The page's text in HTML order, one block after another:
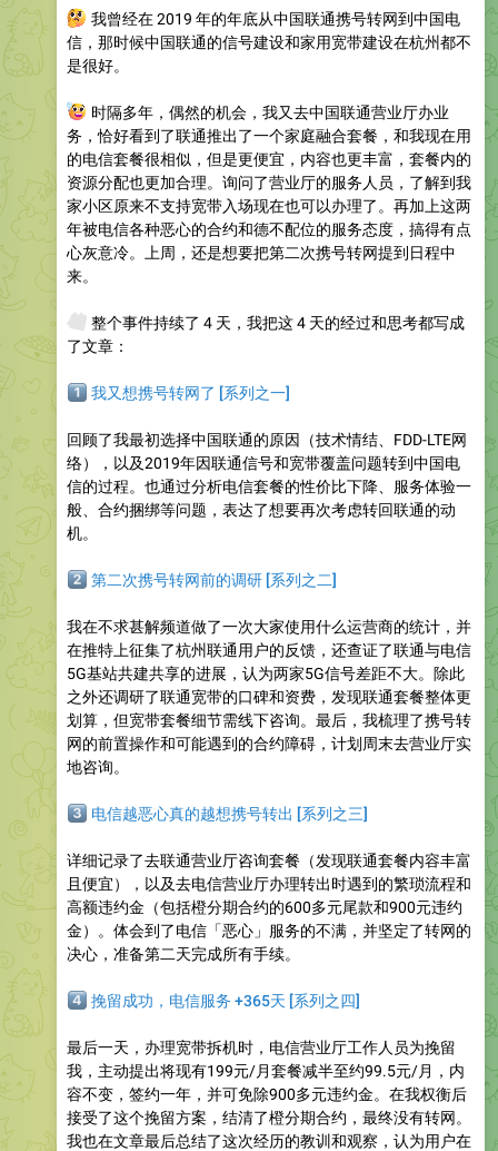
我曾经在 2019 年的年底从中国联通携号转网到中国电
信，那时候中国联通的信号建设和家用宽带建设在杭州都不
是很好。
时隔多年，偶然的机会，我又去中国联通营业厅办业
务，恰好看到了联通推出了一个家庭融合套餐，和我现在用
的电信套餐很相似，但是更便宜，内容也更丰富，套餐内的
资源分配也更加合理。询问了营业厅的服务人员，了解到我
家小区原来不支持宽带入场现在也可以办理了。再加上这两
年被电信各种恶心的合约和德不配位的服务态度，搞得有点
心灰意冷。上周，还是想要把第二次携号转网提到日程中
来。
整个事件持续了 4 天，我把这 4 天的经过和思考都写成
了文章：
我又想携号转网了 [系列之一]
回顾了我最初选择中国联通的原因（技术情结、FDD-LTE网
络），以及2019年因联通信号和宽带覆盖问题转到中国电
信的过程。也通过分析电信套餐的性价比下降、服务体验一
般、合约捆绑等问题，表达了想要再次考虑转回联通的动
机。
第二次携号转网前的调研 [系列之二]
我在不求甚解频道做了一次大家使用什么运营商的统计，并
在推特上征集了杭州联通用户的反馈，还查证了联通与电信
5G基站共建共享的进展，认为两家5G信号差距不大。除此
之外还调研了联通宽带的口碑和资费，发现联通套餐整体更
划算，但宽带套餐细节需线下咨询。最后，我梳理了携号转
网的前置操作和可能遇到的合约障碍，计划周末去营业厅实
地咨询。
电信越恶心真的越想携号转出 [系列之三]
详细记录了去联通营业厅咨询套餐（发现联通套餐内容丰富
且便宜），以及去电信营业厅办理转出时遇到的繁琐流程和
高额违约金（包括橙分期合约的600多元尾款和900元违约
金）。体会到了电信「恶心」服务的不满，并坚定了转网的
决心，准备第二天完成所有手续。
挽留成功，电信服务 +365天 [系列之四]
最后一天，办理宽带拆机时，电信营业厅工作人员为挽留
我，主动提出将现有199元/月套餐减半至约99.5元/月，内
容不变，签约一年，并可免除900多元违约金。在我权衡后
接受了这个挽留方案，结清了橙分期合约，最终没有转网。
我也在文章最后总结了这次经历的教训和观察，认为用户在